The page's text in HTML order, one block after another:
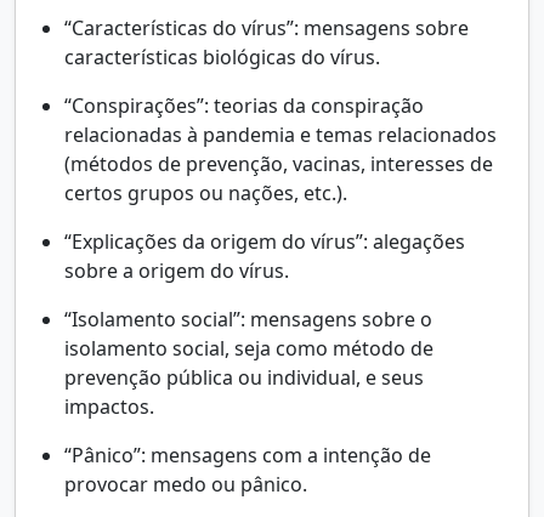
“Características do vírus”: mensagens sobre
características biológicas do vírus.
“Conspirações”: teorias da conspiração
relacionadas à pandemia e temas relacionados
(métodos de prevenção, vacinas, interesses de
certos grupos ou nações, etc.).
“Explicações da origem do vírus”: alegações
sobre a origem do vírus.
“Isolamento social”: mensagens sobre o
isolamento social, seja como método de
prevenção pública ou individual, e seus
impactos.
“Pânico”: mensagens com a intenção de
provocar medo ou pânico.